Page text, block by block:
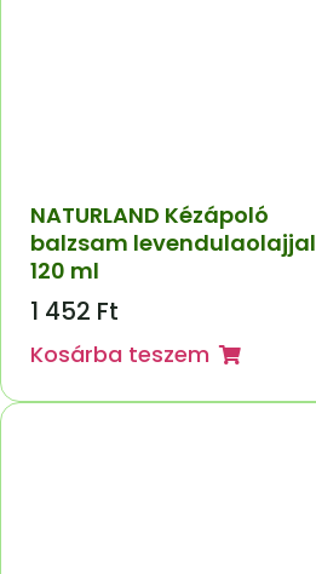
NATURLAND Kézápoló
balzsam levendulaolajjal
120 ml
1 452 Ft
Kosárba teszem